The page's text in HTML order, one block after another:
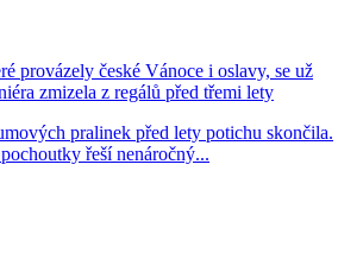
provázely české Vánoce i oslavy, se už
zmizela z regálů před třemi lety
pralinek před lety potichu skončila.
řeší nenáročný...